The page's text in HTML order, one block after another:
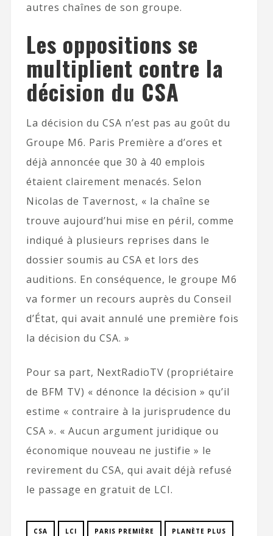
autres chaînes de son groupe.
Les oppositions se
multiplient contre la
décision du CSA
La décision du CSA n’est pas au goût du
Groupe M6. Paris Première a d’ores et
déjà annoncée que 30 à 40 emplois
étaient clairement menacés. Selon
Nicolas de Tavernost, « la chaîne se
trouve aujourd’hui mise en péril, comme
indiqué à plusieurs reprises dans le
dossier soumis au CSA et lors des
auditions. En conséquence, le groupe M6
va former un recours auprès du Conseil
d’État, qui avait annulé une première fois
la décision du CSA. »
Pour sa part, NextRadioTV (propriétaire
de BFM TV) « dénonce la décision » qu’il
estime « contraire à la jurisprudence du
CSA ». « Aucun argument juridique ou
économique nouveau ne justifie » le
revirement du CSA, qui avait déjà refusé
le passage en gratuit de LCI.
CSA LCI PARIS PREMIÈRE PLANÈTE PLUS